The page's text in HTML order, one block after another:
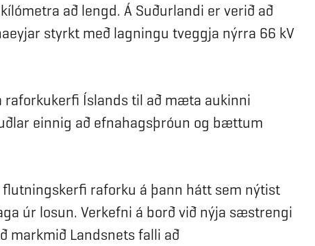
að lengd. Á Suðurlandi er verið að
styrkt með lagningu tveggja nýrra 66 kV
raforkukerfi Íslands til að mæta aukinni
einnig að efnahagsþróun og bættum
raforku á þann hátt sem nýtist
úr losun. Verkefni á borð við nýja sæstrengi
markmið Landsnets falli að